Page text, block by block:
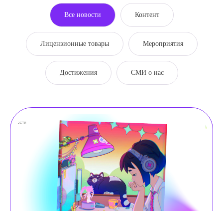
Все новости Контент
Лицензионные товары Мероприятия
Достижения СМИ о нас